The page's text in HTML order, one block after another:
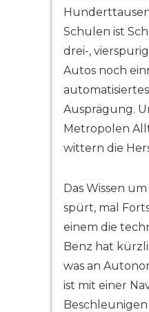
Schulen ist
drei-,
Autos noch
Ausprägung.
Metropolen
wittern die
Das Wissen
spürt, mal
einem die
Benz hat
was an
ist mit einer